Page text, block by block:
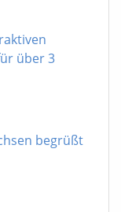
über 3
begrüßt